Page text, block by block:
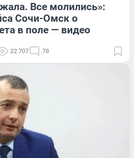
Все молились»:
Сочи-Омск о
в поле — видео
22 707 78